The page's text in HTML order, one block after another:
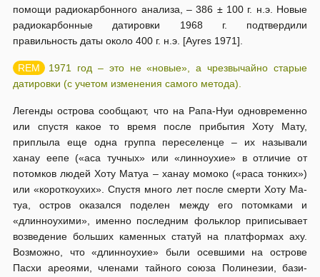
помощи радиокарбонного анализа, – 386 ± 100 г. н.э. Новые
радиокарбонные да­тировки 1968 г. подтвердили
правильность даты около 400 г. н.э. [Ayres 1971].
1971 год – это не «новые», а чрезвычайно старые
датировки (с учетом изменения самого метода).
Легенды острова сообщают, что на Рапа-Нуи одновременно
или спус­тя какое то время после прибытия Хоту Мату,
приплыла еще одна груп­па переселенце – их называли
ханау еепе («аса тучных» или «линно­ухие» в отличие от
потомков людей Хоту Матуа – ханау момоко («раса тонких»)
или «короткоухих». Спустя много лет после смерти Хоту Ма­
туа, остров оказался поделен между его потомками и
«длинноухими», имен­но последним фольклор приписывает
возведение больших каменных статуй на платформах аху.
Возможно, что «длинноухие» были осевши­ми на острове
Пасхи ареоями, членами тайного союза Полинезии, ба­зи­